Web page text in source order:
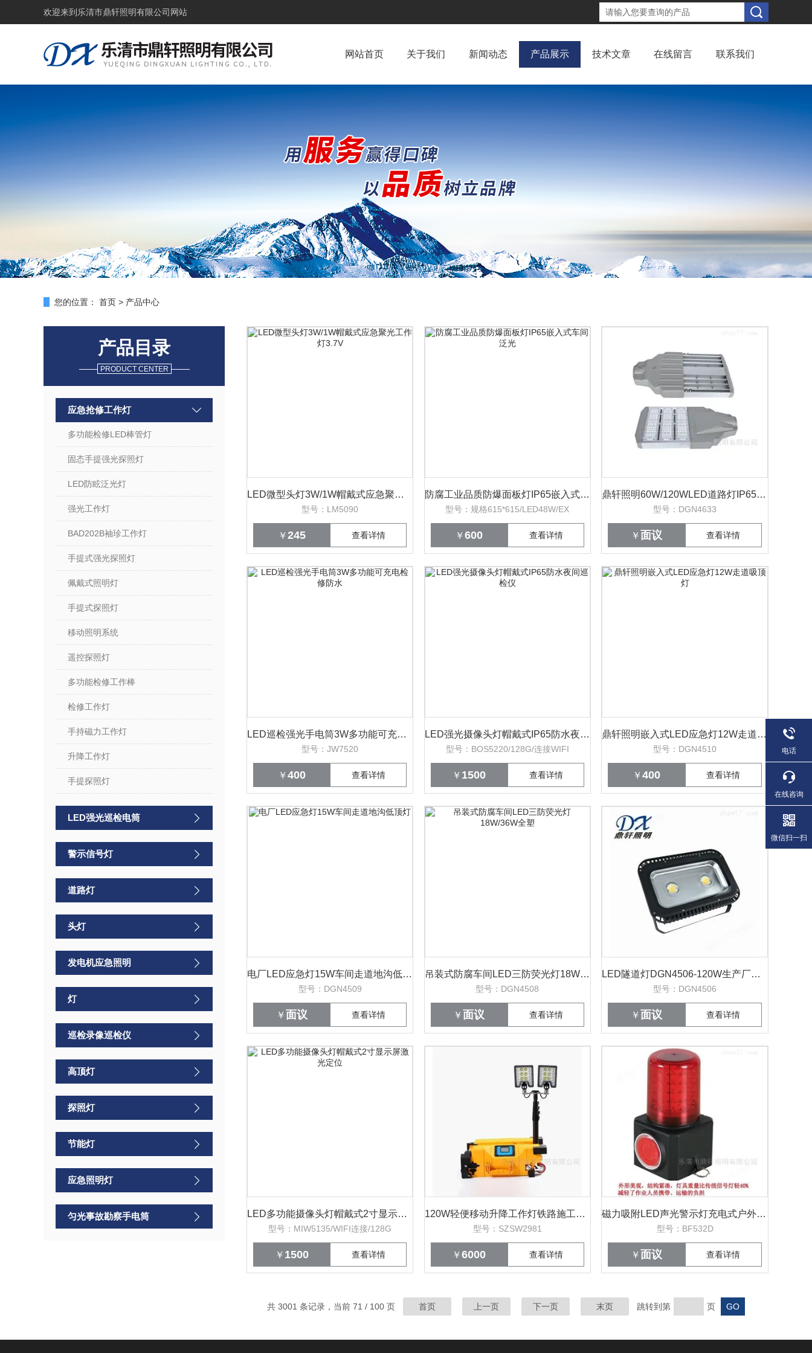
欢迎来到 乐清市鼎轩照明有限公司网站
网站首页 关于我们 新闻动态 产品展示 技术文章 在线留言 联系我们
您的位置： 首页 > 产品中心
产品目录
PRODUCT CENTER
应急抢修工作灯
多功能检修LED棒管灯
固态手提强光探照灯
LED防眩泛光灯
强光工作灯
BAD202B袖珍工作灯
手提式强光探照灯
佩戴式照明灯
手提式探照灯
移动照明系统
遥控探照灯
多功能检修工作棒
检修工作灯
手持磁力工作灯
升降工作灯
手提探照灯
LED强光巡检电筒
警示信号灯
道路灯
头灯
发电机应急照明
灯
巡检录像巡检仪
高顶灯
探照灯
节能灯
应急照明灯
匀光事故勘察手电筒
LED微型头灯3W/1W帽戴式应急聚光工作灯3.7V
型号：LM5090
￥245 查看详情
防腐工业品质防爆面板灯IP65嵌入式车间泛光
型号：规格615*615/LED48W/EX
￥600 查看详情
鼎轩照明60W/120WLED道路灯IP65防腐模组
型号：DGN4633
￥ 面议 查看详情
LED巡检强光手电筒3W多功能可充电检修防水
型号：JW7520
￥400 查看详情
LED强光摄像头灯帽戴式IP65防水夜间巡检仪
型号：BOS5220/128G/连接WIFI
￥ 1500 查看详情
鼎轩照明嵌入式LED应急灯12W走道吸顶灯
型号：DGN4510
￥400 查看详情
电厂LED应急灯15W车间走道地沟低顶灯
型号：DGN4509
￥ 面议 查看详情
吊装式防腐车间LED三防荧光灯18W/36W全塑
型号：DGN4508
￥ 面议 查看详情
LED隧道灯DGN4506-120W生产厂家报价
型号：DGN4506
￥ 面议 查看详情
LED多功能摄像头灯帽戴式2寸显示屏激光定位
型号：MIW5135/WIFI连接/128G
￥ 1500 查看详情
120W轻便移动升降工作灯铁路施工信号指示灯
型号：SZSW2981
￥6000 查看详情
磁力吸附LED声光警示灯充电式户外信号频闪
型号：BF532D
￥ 面议 查看详情
共 3001 条记录，当前 71 / 100 页 首页 上一页 下一页 末页 跳转到第 页
电话
在线咨询
微信扫一扫